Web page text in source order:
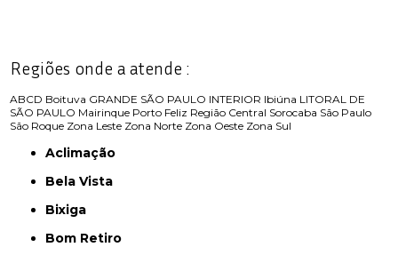
Regiões onde a atende :
ABCD Boituva GRANDE SÃO PAULO INTERIOR Ibiúna LITORAL DE
SÃO PAULO Mairinque Porto Feliz Região Central Sorocaba São Paulo
São Roque Zona Leste Zona Norte Zona Oeste Zona Sul
Aclimação
Bela Vista
Bixiga
Bom Retiro